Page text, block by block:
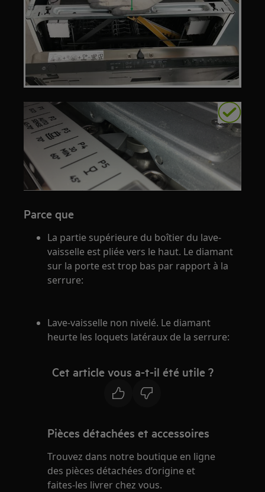
Parce que
La partie supérieure du boîtier du lave-
vaisselle est pliée vers le haut. Le diamant
sur la porte est trop bas par rapport à la
serrure:
Lave-vaisselle non nivelé. Le diamant
heurte les loquets latéraux de la serrure:
Cet article vous a-t-il été utile ?
Pièces détachées et accessoires
Trouvez dans notre boutique en ligne
des pièces détachées d’origine et
faites-les livrer chez vous.